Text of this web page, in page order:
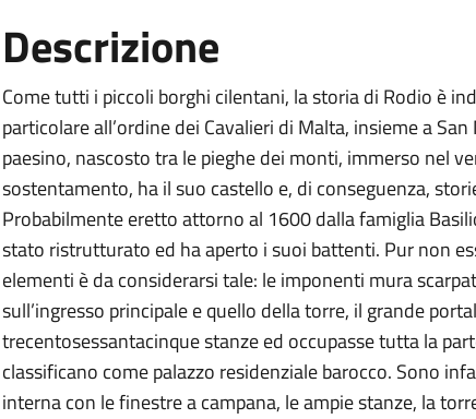
Descrizione
Come tutti i piccoli borghi cilentani, la storia di Rodio è
particolare all’ordine dei Cavalieri di Malta, insieme a
paesino, nascosto tra le pieghe dei monti, immerso nel
sostentamento, ha il suo castello e, di conseguenza,
Probabilmente eretto attorno al 1600 dalla famiglia
stato ristrutturato ed ha aperto i suoi battenti. Pur non
elementi è da considerarsi tale: le imponenti mura
sull’ingresso principale e quello della torre, il grande
trecentosessantacinque stanze ed occupasse tutta la
classificano come palazzo residenziale barocco. Sono
interna con le finestre a campana, le ampie stanze, la